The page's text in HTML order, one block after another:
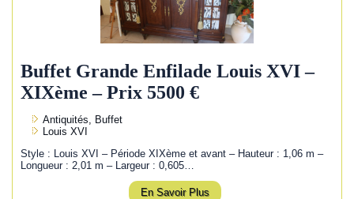
Buffet Grande Enfilade Louis XVI –
XIXème – Prix 5500 €
Antiquités, Buffet
Louis XVI
Style : Louis XVI – Période XIXème et avant – Hauteur : 1,06 m –
Longueur : 2,01 m – Largeur : 0,605…
En Savoir Plus